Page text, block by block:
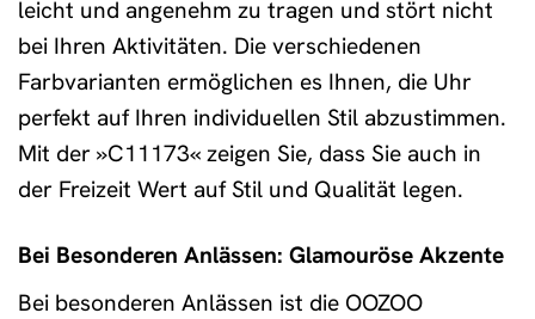
leicht und angenehm zu tragen und stört nicht
bei Ihren Aktivitäten. Die verschiedenen
Farbvarianten ermöglichen es Ihnen, die Uhr
perfekt auf Ihren individuellen Stil abzustimmen.
Mit der »C11173« zeigen Sie, dass Sie auch in
der Freizeit Wert auf Stil und Qualität legen.
Bei Besonderen Anlässen: Glamouröse Akzente
Bei besonderen Anlässen ist die OOZOO